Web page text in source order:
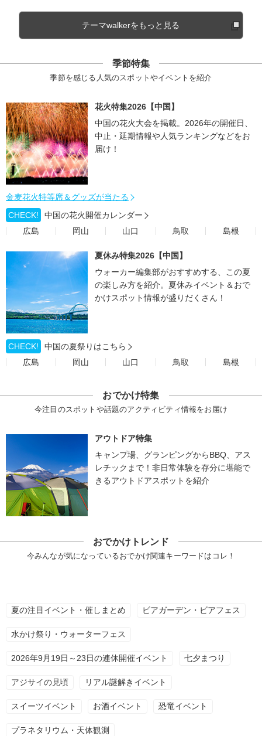
テーマwalkerをもっと見る
季節特集
季節を感じる人気のスポットやイベントを紹介
花火特集2026【中国】
中国の花火大会を掲載。2026年の開催日、
中止・延期情報や人気ランキングなどをお
届け！
金麦花火特等席＆グッズが当たる
CHECK!
中国の花火開催カレンダー
広島
岡山 山口 鳥取 島根
夏休み特集2026【中国】
ウォーカー編集部がおすすめする、この夏
の楽しみ方を紹介。夏休みイベント＆おで
かけスポット情報が盛りだくさん！
CHECK!
中国の夏祭りはこちら
広島
岡山 山口 鳥取 島根
おでかけ特集
今注目のスポットや話題のアクティビティ情報をお届け
アウトドア特集
キャンプ場、グランピングからBBQ、アス
レチックまで！非日常体験を存分に堪能で
きるアウトドアスポットを紹介
おでかけトレンド
今みんなが気になっているおでかけ関連キーワードはコレ！
夏の注目イベント・催しまとめ ビアガーデン・ビアフェス
水かけ祭り・ウォーターフェス
2026年9月19日～23日の連休開催イベント 七夕まつり
アジサイの見頃 リアル謎解きイベント
スイーツイベント お酒イベント 恐竜イベント
プラネタリウム・天体観測